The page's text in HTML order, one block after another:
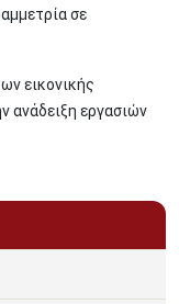
σε
εικονικής
ανάδειξη εργασιών